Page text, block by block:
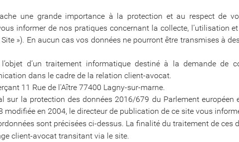
une grande importance à la protection et au respect de
informer de nos pratiques concernant la collecte, l’utilisation
»). En aucun cas vos données ne pourront être transmises à
d’un traitement informatique destiné à la demande de
dans le cadre de la relation client-avocat.
11 Rue de l'Aître 77400 Lagny-sur-marne.
sur la protection des données 2016/679 du Parlement
modifiée en 2004, le directeur de publication de ce site vous
sont précisées ci-dessus. La finalité du traitement de ces
client-avocat transitant via le site.